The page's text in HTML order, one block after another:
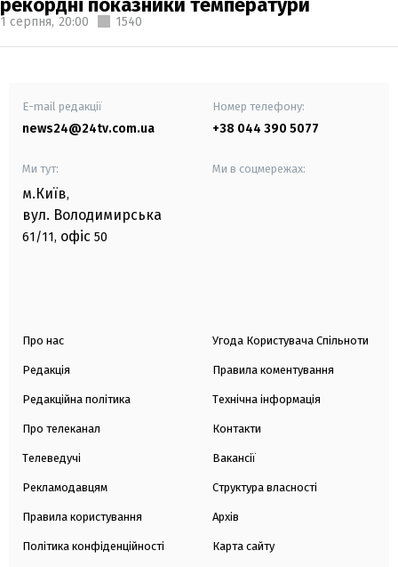
1 серпня, 20:00 1540
E-mail редакції
news24@24tv.com.ua
Номер телефону:
+38 044 390 5077
Ми тут:
м.Київ,
вул. Володимирська
61/11, офіс 50
Ми в соцмережах:
Про нас
Редакція
Редакційна політика
Про телеканал
Телеведучі
Рекламодавцям
Правила користування
Політика конфіденційності
Угода Користувача Спільноти
Правила коментування
Технічна інформація
Контакти
Вакансії
Структура власності
Архів
Карта сайту